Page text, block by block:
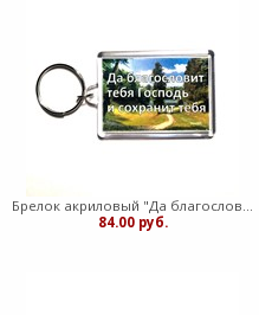
Брелок акриловый "Да благословит тебя Господь" (ТС)
84.00 руб.